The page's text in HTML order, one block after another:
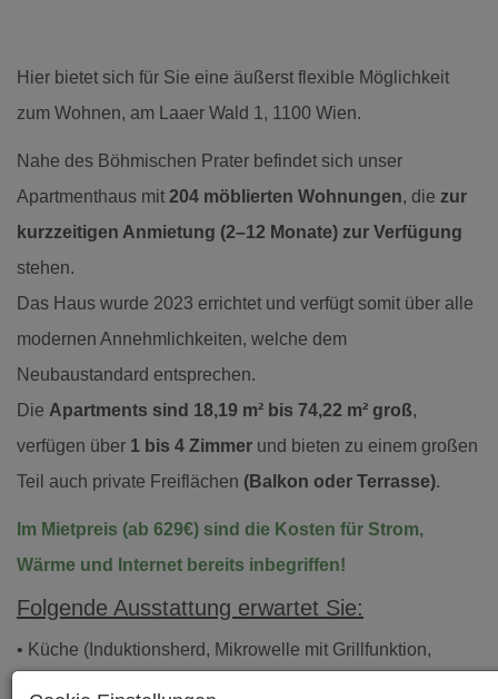
Hier bietet sich für Sie eine äußerst flexible Möglichkeit
zum Wohnen, am Laaer Wald 1, 1100 Wien.
Nahe des Böhmischen Prater befindet sich unser
Apartmenthaus mit 204 möblierten Wohnungen, die zur
kurzzeitigen Anmietung (2–12 Monate) zur Verfügung
stehen.
Das Haus wurde 2023 errichtet und verfügt somit über alle
modernen Annehmlichkeiten, welche dem
Neubaustandard entsprechen.
Die Apartments sind 18,19 m² bis 74,22 m² groß,
verfügen über 1 bis 4 Zimmer und bieten zu einem großen
Teil auch private Freiflächen (Balkon oder Terrasse).
Im Mietpreis (ab 629€) sind die Kosten für Strom,
Wärme und Internet bereits inbegriffen!
Folgende Ausstattung erwartet Sie:
• Küche (Induktionsherd, Mikrowelle mit Grillfunktion,